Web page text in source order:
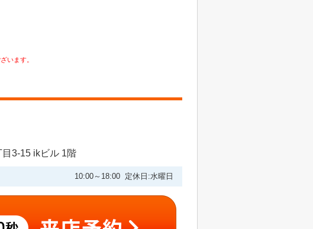
います。
3-15 ikビル 1階
10:00～18:00 定休日:水曜日